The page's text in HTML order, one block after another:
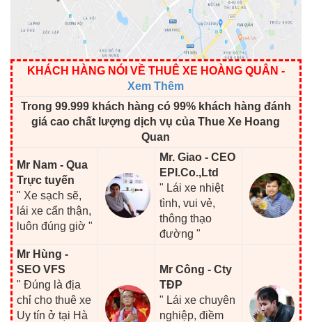
KHÁCH HÀNG NÓI VỀ THUÊ XE HOÀNG QUÂN -
Xem Thêm
Trong 99.999 khách hàng có 99% khách hàng đánh
giá cao chất lượng dịch vụ của Thue Xe Hoang
Quan
Mr Nam - Qua
Trực tuyến
" Xe sạch sẽ,
lái xe cẩn thận,
luôn đúng giờ "
Mr. Giao - CEO
EPI.Co.,Ltd
" Lái xe nhiệt
tình, vui vẻ,
thông thạo
đường "
Mr Hùng -
SEO VFS
" Đúng là địa
chỉ cho thuê xe
Uy tín ở tại Hà
Mr Công - Cty
TĐP
" Lái xe chuyên
nghiệp, điềm